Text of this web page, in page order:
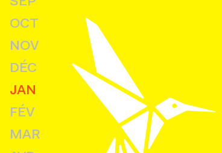
OCT
NOV
DÉC
JAN
FÉV
MAR